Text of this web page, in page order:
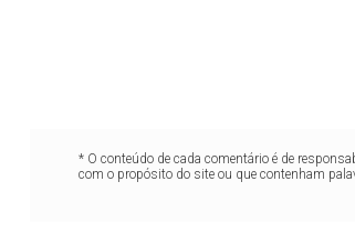
* O conteúdo de cada comentário é de
com o propósito do site ou que contenham